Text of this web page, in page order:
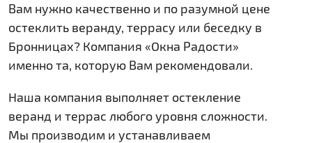
Вам нужно качественно и по разумной цене
остеклить веранду, террасу или беседку в
Бронницах? Компания «Окна Радости»
именно та, которую Вам рекомендовали.
Наша компания выполняет остекление
веранд и террас любого уровня сложности.
Мы производим и устанавливаем